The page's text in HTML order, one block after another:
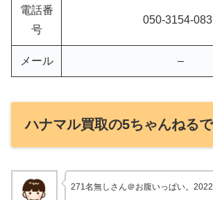
電話番
号
050-3154-
メール –
ハナマル買取の5ちゃんねる
271名無しさん＠お腹いっぱい。